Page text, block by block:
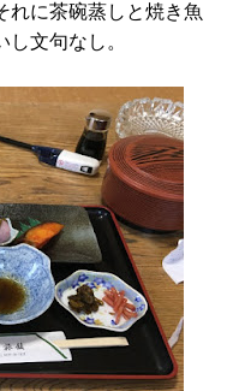
れに茶碗蒸しと焼き魚
文句なし。